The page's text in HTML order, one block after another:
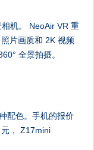
机。 NeoAir VR 重
片画质和 2K 视频
全景拍摄。
配色。手机的报价
， Z17mini